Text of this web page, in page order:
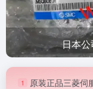
日本
1 原装正品三菱伺